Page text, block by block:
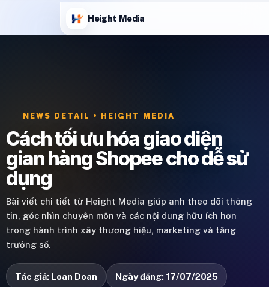
Height Media
NEWS DETAIL • HEIGHT MEDIA
Cách tối ưu hóa giao diện
gian hàng Shopee cho dễ sử
dụng
Bài viết chi tiết từ Height Media giúp anh theo dõi thông
tin, góc nhìn chuyên môn và các nội dung hữu ích hơn
trong hành trình xây thương hiệu, marketing và tăng
trưởng số.
Tác giả: Loan Doan Ngày đăng: 17/07/2025